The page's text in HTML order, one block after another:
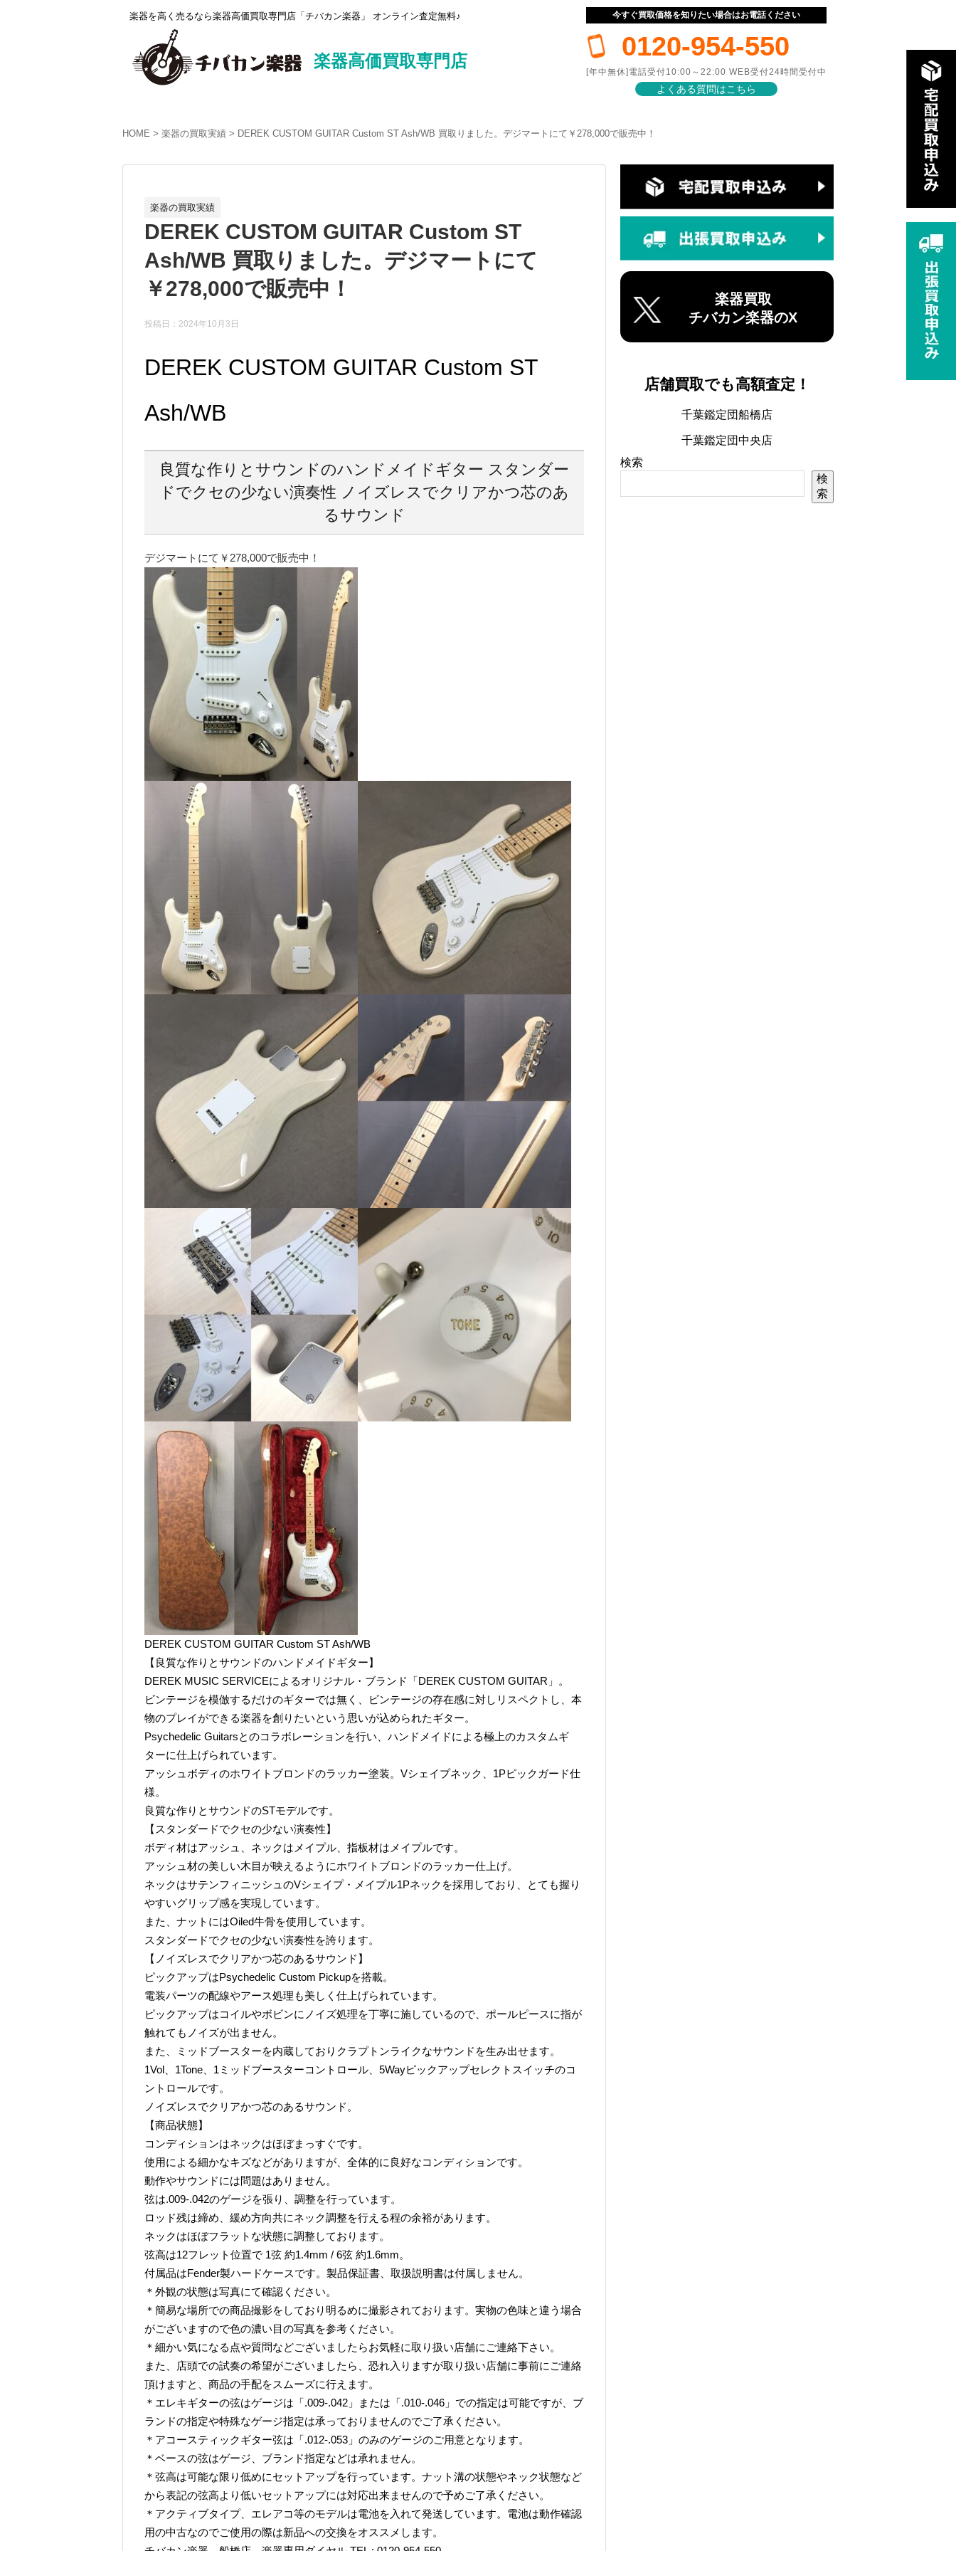
楽器を高く売るなら楽器高価買取専門店「チバカン楽器」 オンライン査定無料♪
楽器高価買取専門店
今すぐ買取価格を知りたい場合はお電話ください
0120-954-550
[年中無休]電話受付10:00～22:00 WEB受付24時間受付中
よくある質問はこちら
HOME 楽器の買取実績 DEREK CUSTOM GUITAR Custom ST Ash/WB 買取りました。デジマートにて￥278,000で販売中！
楽器の買取実績
DEREK CUSTOM GUITAR Custom ST
Ash/WB 買取りました。デジマートにて
￥278,000で販売中！
投稿日：2024年10月3日
DEREK CUSTOM GUITAR Custom ST
Ash/WB
良質な作りとサウンドのハンドメイドギター スタンダー
ドでクセの少ない演奏性 ノイズレスでクリアかつ芯のあ
るサウンド
デジマートにて￥278,000で販売中！
DEREK CUSTOM GUITAR Custom ST Ash/WB
【良質な作りとサウンドのハンドメイドギター】
DEREK MUSIC SERVICEによるオリジナル・ブランド「DEREK CUSTOM GUITAR」。
ビンテージを模倣するだけのギターでは無く、ビンテージの存在感に対しリスペクトし、本
物のプレイができる楽器を創りたいという思いが込められたギター。
Psychedelic Guitarsとのコラボレーションを行い、ハンドメイドによる極上のカスタムギ
ターに仕上げられています。
アッシュボディのホワイトブロンドのラッカー塗装。Vシェイプネック、1Pピックガード仕
様。
良質な作りとサウンドのSTモデルです。
【スタンダードでクセの少ない演奏性】
ボディ材はアッシュ、ネックはメイプル、指板材はメイプルです。
アッシュ材の美しい木目が映えるようにホワイトブロンドのラッカー仕上げ。
ネックはサテンフィニッシュのVシェイプ・メイプル1Pネックを採用しており、とても握り
やすいグリップ感を実現しています。
また、ナットにはOiled牛骨を使用しています。
スタンダードでクセの少ない演奏性を誇ります。
【ノイズレスでクリアかつ芯のあるサウンド】
ピックアップはPsychedelic Custom Pickupを搭載。
電装パーツの配線やアース処理も美しく仕上げられています。
ピックアップはコイルやボビンにノイズ処理を丁寧に施しているので、ポールピースに指が
触れてもノイズが出ません。
また、ミッドブースターを内蔵しておりクラプトンライクなサウンドを生み出せます。
1Vol、1Tone、1ミッドブースターコントロール、5Wayピックアップセレクトスイッチのコ
ントロールです。
ノイズレスでクリアかつ芯のあるサウンド。
【商品状態】
コンディションはネックはほぼまっすぐです。
使用による細かなキズなどがありますが、全体的に良好なコンディションです。
動作やサウンドには問題はありません。
弦は.009-.042のゲージを張り、調整を行っています。
ロッド残は締め、緩め方向共にネック調整を行える程の余裕があります。
ネックはほぼフラットな状態に調整しております。
弦高は12フレット位置で 1弦 約1.4mm / 6弦 約1.6mm。
付属品はFender製ハードケースです。製品保証書、取扱説明書は付属しません。
＊外観の状態は写真にて確認ください。
＊簡易な場所での商品撮影をしており明るめに撮影されております。実物の色味と違う場合
がございますので色の濃い目の写真を参考ください。
＊細かい気になる点や質問などございましたらお気軽に取り扱い店舗にご連絡下さい。
また、店頭での試奏の希望がございましたら、恐れ入りますが取り扱い店舗に事前にご連絡
頂けますと、商品の手配をスムーズに行えます。
＊エレキギターの弦はゲージは「.009-.042」または「.010-.046」での指定は可能ですが、ブ
ランドの指定や特殊なゲージ指定は承っておりませんのでご了承ください。
＊アコースティックギター弦は「.012-.053」のみのゲージのご用意となります。
＊ベースの弦はゲージ、ブランド指定などは承れません。
＊弦高は可能な限り低めにセットアップを行っています。ナット溝の状態やネック状態など
から表記の弦高より低いセットアップには対応出来ませんので予めご了承ください。
＊アクティブタイプ、エレアコ等のモデルは電池を入れて発送しています。電池は動作確認
用の中古なのでご使用の際は新品への交換をオススメします。
楽器買取
チバカン楽器のX
店舗買取でも高額査定！
千葉鑑定団船橋店
千葉鑑定団中央店
検索
検
索